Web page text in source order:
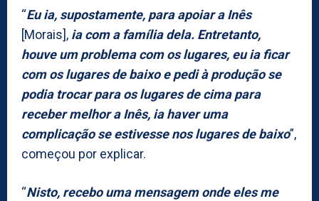
“Eu ia, supostamente, para apoiar a Inês
[Morais], ia com a família dela. Entretanto,
houve um problema com os lugares, eu ia ficar
com os lugares de baixo e pedi à produção se
podia trocar para os lugares de cima para
receber melhor a Inês, ia haver uma
complicação se estivesse nos lugares de baixo”,
começou por explicar.
“Nisto, recebo uma mensagem onde eles me